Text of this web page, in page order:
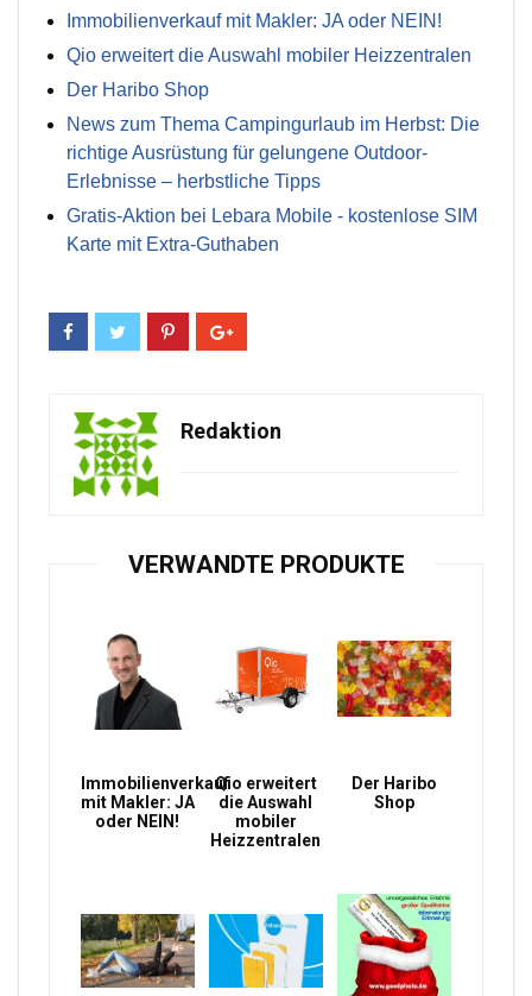
Immobilienverkauf mit Makler: JA oder NEIN!
Qio erweitert die Auswahl mobiler Heizzentralen
Der Haribo Shop
News zum Thema Campingurlaub im Herbst: Die
richtige Ausrüstung für gelungene Outdoor-
Erlebnisse – herbstliche Tipps
Gratis-Aktion bei Lebara Mobile - kostenlose SIM
Karte mit Extra-Guthaben
Redaktion
VERWANDTE PRODUKTE
Immobilienverkauf
mit Makler: JA
oder NEIN!
Qio erweitert
die Auswahl
mobiler
Heizzentralen
Der Haribo
Shop